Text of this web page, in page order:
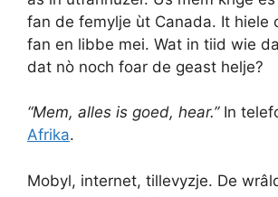
fan de femylje ùt Canada. It hiele
fan en libbe mei. Wat in tiid wie
dat nò noch foar de geast helje?
“Mem, alles is goed, hear.” In
Afrika.
Mobyl, internet, tillevyzje. De